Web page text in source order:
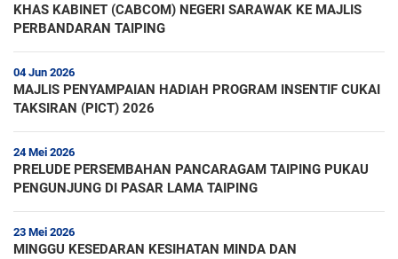
KHAS KABINET (CABCOM) NEGERI SARAWAK KE MAJLIS
PERBANDARAN TAIPING
04 Jun 2026
MAJLIS PENYAMPAIAN HADIAH PROGRAM INSENTIF CUKAI
TAKSIRAN (PICT) 2026
24 Mei 2026
PRELUDE PERSEMBAHAN PANCARAGAM TAIPING PUKAU
PENGUNJUNG DI PASAR LAMA TAIPING
23 Mei 2026
MINGGU KESEDARAN KESIHATAN MINDA DAN